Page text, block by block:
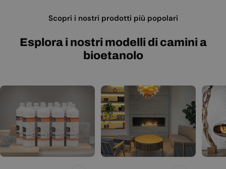
Scopri i nostri prodotti più popolari
Esplora i nostri modelli di camini a
bioetanolo